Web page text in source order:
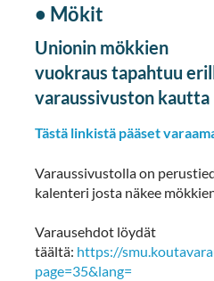
• Mökit
Unionin mökkien
vuokraus tapahtuu
varaussivuston kautta
Tästä linkistä pääset
Varaussivustolla on
kalenteri josta näkee
Varausehdot löydät
täältä: https://
page=35&lang=